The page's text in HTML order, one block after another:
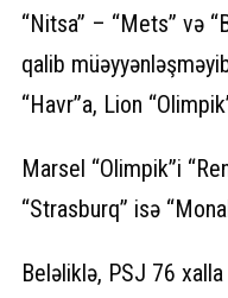
“Nitsa” – “Mets” və
qalib
“Havr”a, Lion
Marsel “Olimpik”i
“Strasburq” isə
Beləliklə, PSJ 76